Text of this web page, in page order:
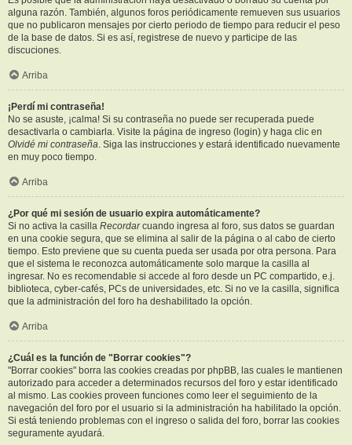
alguna razón. También, algunos foros periódicamente remueven sus usuarios
que no publicaron mensajes por cierto periodo de tiempo para reducir el peso
de la base de datos. Si es así, registrese de nuevo y participe de las
discuciones.
Arriba
¡Perdí mi contraseña!
No se asuste, ¡calma! Si su contraseña no puede ser recuperada puede
desactivarla o cambiarla. Visite la página de ingreso (login) y haga clic en
Olvidé mi contraseña. Siga las instrucciones y estará identificado nuevamente
en muy poco tiempo.
Arriba
¿Por qué mi sesión de usuario expira automáticamente?
Si no activa la casilla Recordarcuando ingresa al foro, sus datos se guardan
en una cookie segura, que se elimina al salir de la página o al cabo de cierto
tiempo. Esto previene que su cuenta pueda ser usada por otra persona. Para
que el sistema le reconozca automáticamente solo marque la casilla al
ingresar. No es recomendable si accede al foro desde un PC compartido, e.j.
biblioteca, cyber-cafés, PCs de universidades, etc. Si no ve la casilla, significa
que la administración del foro ha deshabilitado la opción.
Arriba
¿Cuál es la función de "Borrar cookies"?
"Borrar cookies" borra las cookies creadas por phpBB, las cuales le mantienen
autorizado para acceder a determinados recursos del foro y estar identificado
al mismo. Las cookies proveen funciones como leer el seguimiento de la
navegación del foro por el usuario si la administración ha habilitado la opción.
Si está teniendo problemas con el ingreso o salida del foro, borrar las cookies
seguramente ayudará.